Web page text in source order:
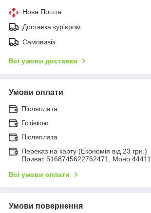
Нова Пошта
Доставка кур'єром
Самовивіз
Всі умови доставки
Умови оплати
Післяплата
Готівкою
Післяплата
Переказ на карту (Економія від 23 грн.)
Приват:5168745622762471,
Всі умови оплати
Умови повернення